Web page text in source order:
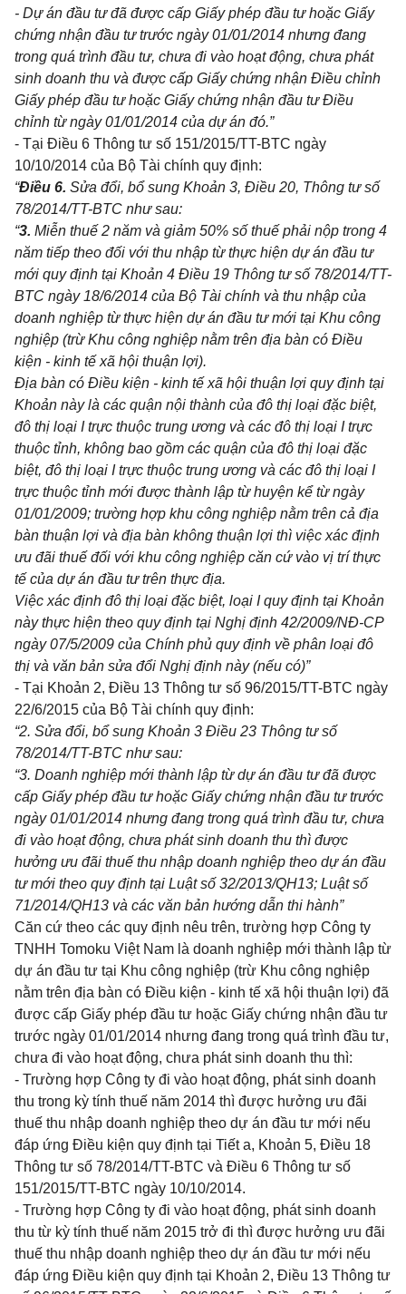
- Dự án đầu tư đã được cấp Giấy phép đầu tư hoặc Giấy
chứng nhận đầu tư trước ngày 01/01/2014 nhưng đang
trong quá trình đầu tư, chưa đi vào hoạt động, chưa phát
sinh doanh thu và được cấp Giấy chứng nhận Điều chỉnh
Giấy phép đầu tư hoặc Giấychứng nhận đầu tư Điều
chỉnh từ ngày 01/01/2014 của dự án đó.”
- Tại Điều 6 Thông tư số 151/2015/TT-BTC ngày
10/10/2014 của Bộ Tài chính quy định:
“Điều 6. Sửa đổi, bổ sung Khoản 3, Điều 20, Thông tưsố
78/2014/TT-BTC như sau:
“3. Miễn thuế 2 năm và giảm 50% số thuế phải nộp trong 4
năm tiếp theo đối với thu nhập từ thực hiện dự án đầu tư
mới quy định tại Khoản 4 Điều 19 Thông tư số 78/2014/TT-
BTC ngày 18/6/2014 của Bộ Tài chính và thu nhập của
doanh nghiệp từ thực hiện dự án đầu tư mới tại Khu công
nghiệp (trừ Khu công nghiệp nằm trên địa bàn có Điều
kiện - kinh tế xã hội thuận lợi).
Địa bàn có Điều kiện - kinh tế xã hội thuận lợi quy định tại
Khoản này là các quận nội thành của đô thị loại đặc biệt,
đô thị loại I trực thuộc trung ương và các đô thị loại I trực
thuộc tỉnh, không bao gồm các quận của đô thị loại đặc
biệt, đô thị loại I trực thuộc trung ương và các đô thị loại I
trực thuộc tỉnh mới được thành lập từ huyện kểtừ ngày
01/01/2009; trường hợp khu công nghiệp nằm trên cả địa
bàn thuận lợi và địa bàn không thuận lợi thì việc xác định
ưu đãi thuế đối với khu công nghiệp căn cứ vào vị trí thực
tế của dự án đầu tư trên thực địa.
Việc xác định đô thị loại đặc biệt, loại I quy định tại Khoản
này thực hiện theo quy định tại Nghị định 42/2009/NĐ-CP
ngày 07/5/2009 của Chính phủ quy định về phân loại đô
thị và văn bản sửa đổi Nghị định này (nếu có)”
- Tại Khoản 2, Điều 13 Thông tư số 96/2015/TT-BTC ngày
22/6/2015 của Bộ Tài chính quy định:
“2. Sửa đổi, bổ sung Khoản 3 Điều 23 Thông tưsố
78/2014/TT-BTC như sau:
“3. Doanh nghiệp mới thành lập từ dự án đầu tư đã được
cấp Giấy phép đầu tư hoặc Giấy chứng nhận đầu tư trước
ngày 01/01/2014 nhưng đang trong quá trình đầu tư, chưa
đi vào hoạt động, chưa phát sinh doanh thu thì được
hưởng ưu đãi thuế thu nhập doanh nghiệp theo dự án đầu
tư mới theo quy định tại Luật số 32/2013/QH13; Luậtsố
71/2014/QH13 và các văn bản hướng dẫn thi hành”
Căn cứ theo các quy định nêu trên, trường hợp Công ty
TNHH Tomoku Việt Nam là doanh nghiệp mới thành lập từ
dự án đầu tư tại Khu công nghiệp (trừ Khu công nghiệp
nằm trên địa bàn có Điều kiện - kinh tế xã hội thuận lợi) đã
được cấp Giấy phép đầu tư hoặc Giấy chứng nhận đầu tư
trước ngày 01/01/2014 nhưng đang trong quá trình đầu tư,
chưa đi vào hoạt động, chưa phát sinh doanh thu thì:
- Trường hợp Công ty đi vào hoạt động, phát sinh doanh
thu trong kỳ tính thuế năm 2014 thì được hưởng ưu đãi
thuế thu nhập doanh nghiệp theo dự án đầu tư mới nếu
đáp ứng Điều kiện quy định tại Tiết a, Khoản 5, Điều 18
Thông tư số 78/2014/TT-BTC và Điều 6 Thông tư số
151/2015/TT-BTC ngày 10/10/2014.
- Trường hợp Công ty đi vào hoạt động, phát sinh doanh
thu từ kỳ tính thuế năm 2015 trở đi thì được hưởng ưu đãi
thuế thu nhập doanh nghiệp theo dự án đầu tư mới nếu
đáp ứng Điều kiện quy định tại Khoản 2, Điều 13 Thông tư